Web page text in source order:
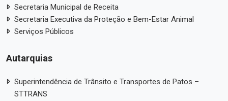
Secretaria Municipal de Receita
Secretaria Executiva da Proteção e Bem-Estar Animal
Serviços Públicos
Autarquias
Superintendência de Trânsito e Transportes de Patos –
STTRANS